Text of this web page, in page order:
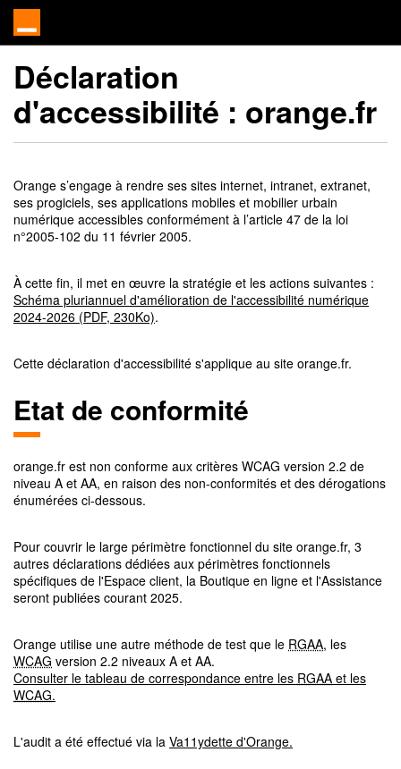
Déclaration
d'accessibilité : orange.fr
Orange s’engage à rendre ses sites internet, intranet, extranet,
ses progiciels, ses applications mobiles et mobilier urbain
numérique accessibles conformément à l’article 47 de la loi
n°2005-102 du 11 février 2005.
À cette fin, il met en œuvre la stratégie et les actions suivantes :
Schéma pluriannuel d'amélioration de l'accessibilité numérique
2024-2026 (PDF, 230Ko).
Cette déclaration d'accessibilité s'applique au site orange.fr.
Etat de conformité
orange.fr est non conforme aux critères WCAG version 2.2 de
niveau A et AA, en raison des non-conformités et des dérogations
énumérées ci-dessous.
Pour couvrir le large périmètre fonctionnel du site orange.fr, 3
autres déclarations dédiées aux périmètres fonctionnels
spécifiques de l'Espace client, la Boutique en ligne et l'Assistance
seront publiées courant 2025.
Orange utilise une autre méthode de test que le RGAA, les
WCAG version 2.2 niveaux A et AA.
Consulter le tableau de correspondance entre les RGAA et les
WCAG.
L'audit a été effectué via la Va11ydette d'Orange.